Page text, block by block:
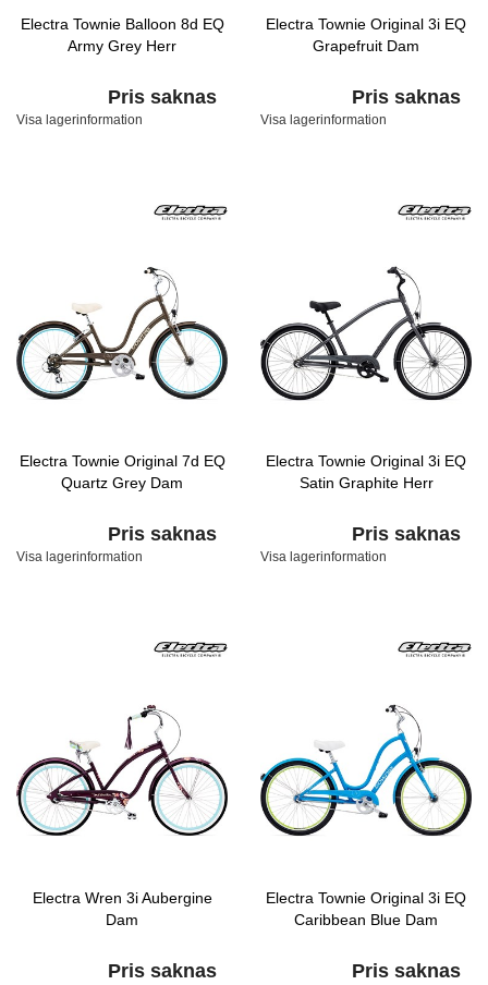
Electra Townie Balloon 8d EQ
Army Grey Herr
Pris saknas
Visa lagerinformation
Electra Townie Original 3i EQ
Grapefruit Dam
Pris saknas
Visa lagerinformation
Electra Townie Original 7d EQ
Quartz Grey Dam
Pris saknas
Visa lagerinformation
Electra Townie Original 3i EQ
Satin Graphite Herr
Pris saknas
Visa lagerinformation
Electra Wren 3i Aubergine
Dam
Pris saknas
Electra Townie Original 3i EQ
Caribbean Blue Dam
Pris saknas